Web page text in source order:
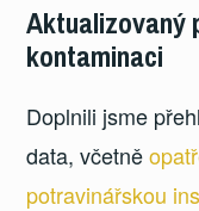
Aktualizovaný
kontaminaci
Doplnili jsme
data, včetně
potravinářskou